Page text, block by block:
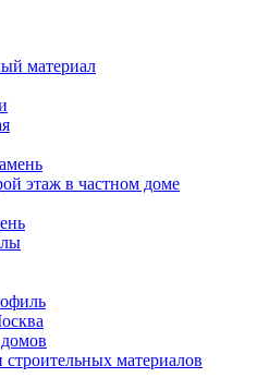
материал
этаж в частном доме
материалов